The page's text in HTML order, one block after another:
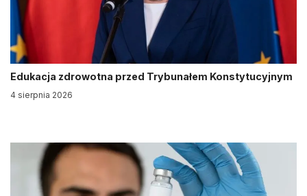
Edukacja zdrowotna przed Trybunałem Konstytucyjnym
4 sierpnia 2026